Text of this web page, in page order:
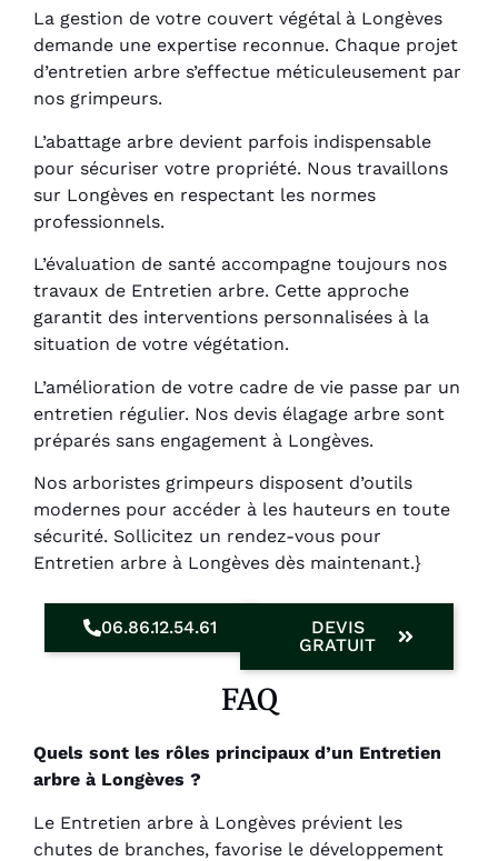
La gestion de votre couvert végétal à Longèves
demande une expertise reconnue. Chaque projet
d’entretien arbre s’effectue méticuleusement par
nos grimpeurs.
L’abattage arbre devient parfois indispensable
pour sécuriser votre propriété. Nous travaillons
sur Longèves en respectant les normes
professionnels.
L’évaluation de santé accompagne toujours nos
travaux de Entretien arbre. Cette approche
garantit des interventions personnalisées à la
situation de votre végétation.
L’amélioration de votre cadre de vie passe par un
entretien régulier. Nos devis élagage arbre sont
préparés sans engagement à Longèves.
Nos arboristes grimpeurs disposent d’outils
modernes pour accéder à les hauteurs en toute
sécurité. Sollicitez un rendez-vous pour
Entretien arbre à Longèves dès maintenant.}
06.86.12.54.61
DEVIS
GRATUIT
FAQ
Quels sont les rôles principaux d’un Entretien
arbre à Longèves ?
Le Entretien arbre à Longèves prévient les
chutes de branches, favorise le développement